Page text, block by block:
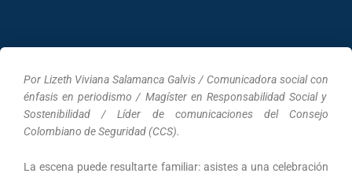
Por Lizeth Viviana Salamanca Galvis / Comunicadora social con
énfasis en periodismo / Magíster en Responsabilidad Social y
Sostenibilidad / Líder de comunicaciones del Consejo
Colombiano de Seguridad (CCS).
La escena puede resultarte familiar: asistes a una celebración